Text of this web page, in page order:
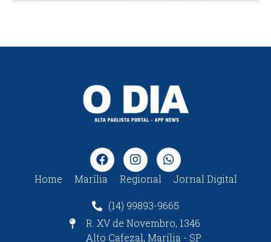
Home Marília Regional Jornal Digital
(14) 99893-9665
R. XV de Novembro, 1346
Alto Cafezal, Marília - SP